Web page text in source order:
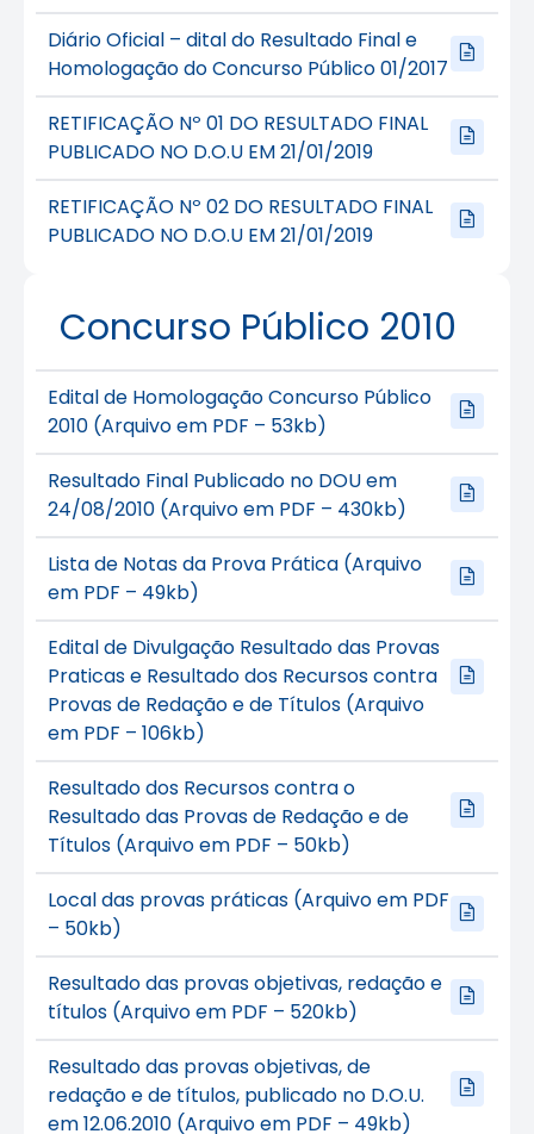
Diário Oficial – dital do Resultado Final e
Homologação do Concurso Público 01/2017
RETIFICAÇÃO Nº 01 DO RESULTADO FINAL
PUBLICADO NO D.O.U EM 21/01/2019
RETIFICAÇÃO Nº 02 DO RESULTADO FINAL
PUBLICADO NO D.O.U EM 21/01/2019
Concurso Público 2010
Edital de Homologação Concurso Público
2010 (Arquivo em PDF – 53kb)
Resultado Final Publicado no DOU em
24/08/2010 (Arquivo em PDF – 430kb)
Lista de Notas da Prova Prática (Arquivo
em PDF – 49kb)
Edital de Divulgação Resultado das Provas
Praticas e Resultado dos Recursos contra
Provas de Redação e de Títulos (Arquivo
em PDF – 106kb)
Resultado dos Recursos contra o
Resultado das Provas de Redação e de
Títulos (Arquivo em PDF – 50kb)
Local das provas práticas (Arquivo em PDF
– 50kb)
Resultado das provas objetivas, redação e
títulos (Arquivo em PDF – 520kb)
Resultado das provas objetivas, de
redação e de títulos, publicado no D.O.U.
em 12.06.2010 (Arquivo em PDF – 49kb)